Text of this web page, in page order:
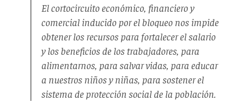
El cortocircuito económico, financiero y
comercial inducido por el bloqueo nos impide
obtener los recursos para fortalecer el salario
y los beneficios de los trabajadores, para
alimentarnos, para salvar vidas, para educar
a nuestros niños y niñas, para sostener el
sistema de protección social de la población.